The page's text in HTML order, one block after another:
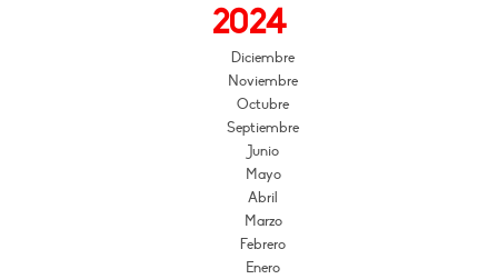
2024
Diciembre
Noviembre
Octubre
Septiembre
Junio
Mayo
Abril
Marzo
Febrero
Enero